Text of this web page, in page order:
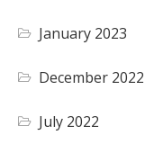
January 2023
December 2022
July 2022